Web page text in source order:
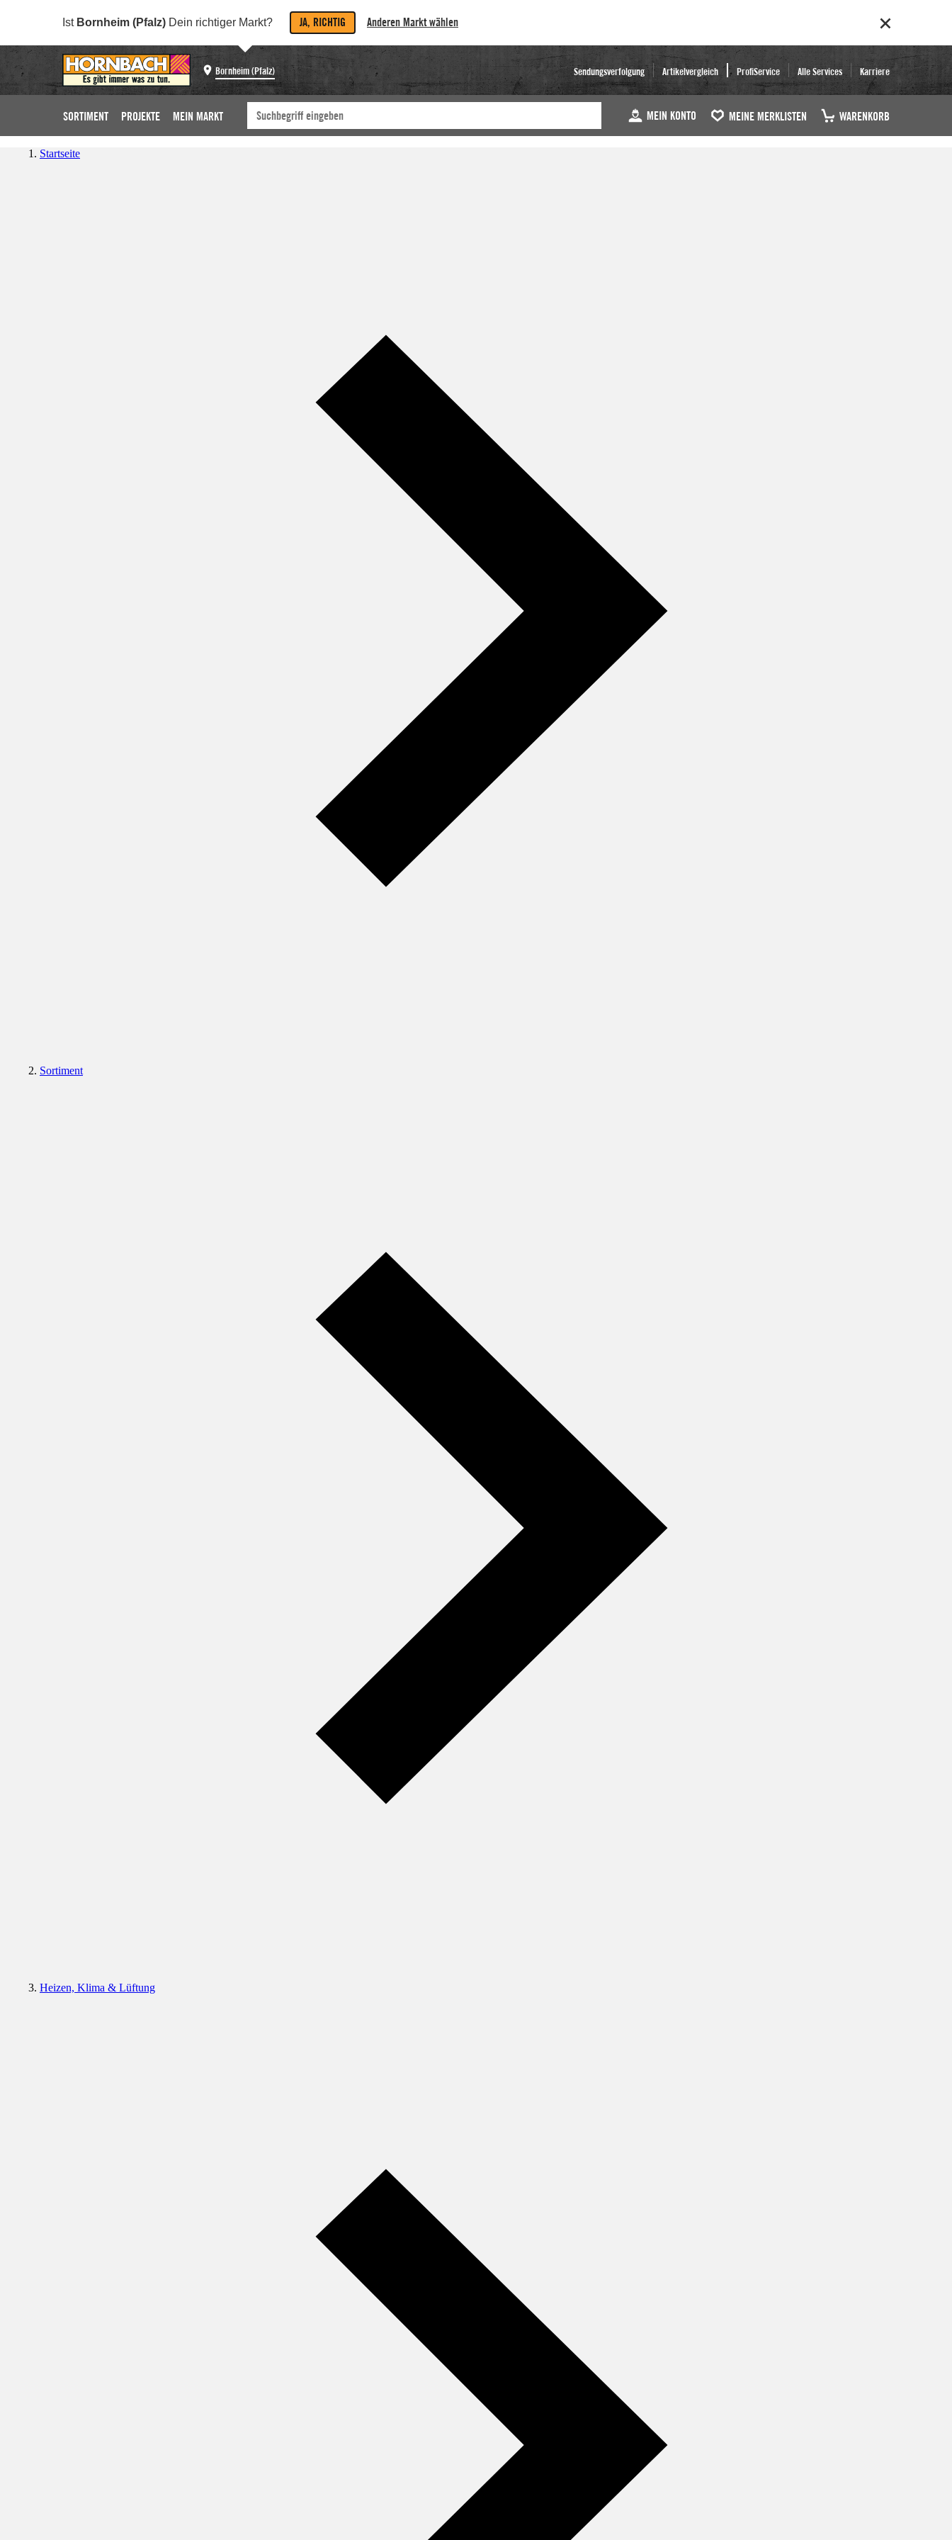
Ist Bornheim (Pfalz) Dein richtiger Markt? JA, RICHTIG Anderen Markt wählen
Bornheim (Pfalz) Sendungsverfolgung Artikelvergleich ProfiService Alle Services Karriere
SORTIMENT PROJEKTE MEIN MARKT MEIN KONTO MEINE MERKLISTEN WARENKORB
Startseite
Sortiment
Heizen, Klima & Lüftung